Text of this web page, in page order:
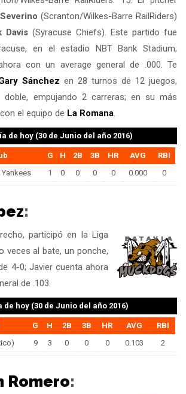
(Scranton/Wilkes-Barre RailRiders)
Davis (Syracuse Chiefs). Este partido fue
en el estadio NBT Bank Stadium;
con un average general de .000. Te
Sánchez en 28 turnos de 12 juegos,
empujando 2 carreras; en su más
el equipo de La Romana.
de hoy (30 de Junio del año 2016)
G H 2B 3B HR AVG
RBI
1 0 0 0 0 0.000 0
:
participó en la Liga
veces al bate, un ponche,
4-0; Javier cuenta ahora
de .103.
de hoy (30 de Junio del año 2016)
G H 2B 3B HR AVG
RBI
9 3 0 0 0 0.103 2
Romero: